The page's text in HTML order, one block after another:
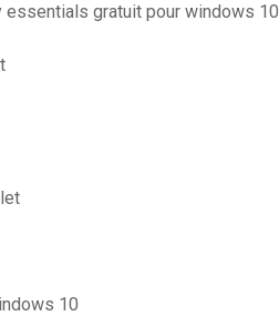
gratuit pour windows 10
10